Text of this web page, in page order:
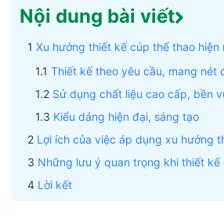
Nội dung bài viết
Xu hướng thiết kế cúp thể thao hiện
Thiết kế theo yêu cầu, mang nét
Sử dụng chất liệu cao cấp, bền
Kiểu dáng hiện đại, sáng tạo
Lợi ích của việc áp dụng xu hướng
Những lưu ý quan trọng khi thiết kế
Lời kết